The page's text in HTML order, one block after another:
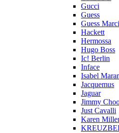
Gucci
Guess
Guess
Hackett
Hermossa
Hugo Boss
Ic! Berlin
Inface
Isabel
Jacquemus
Jaguar
Jimmy
Just Cavalli
Karen